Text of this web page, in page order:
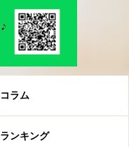
コラム
ランキング